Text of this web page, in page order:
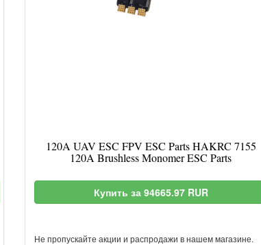
120A UAV ESC FPV ESC Parts HAKRC 7155
120A Brushless Monomer ESC Parts
Купить за 94665.97 RUR
Не пропускайте акции и распродажи в нашем магазине.